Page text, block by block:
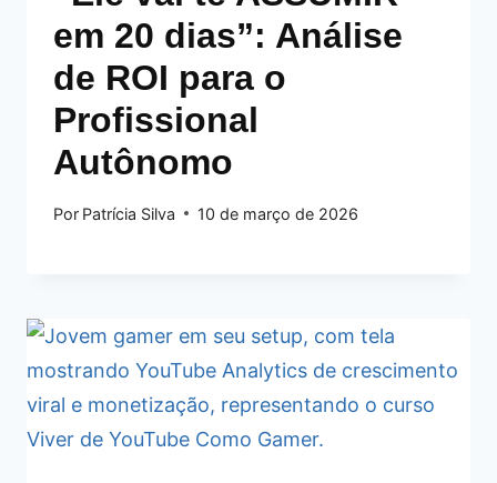
em 20 dias”: Análise
de ROI para o
Profissional
Autônomo
Por Patrícia Silva 10 de março de 2026